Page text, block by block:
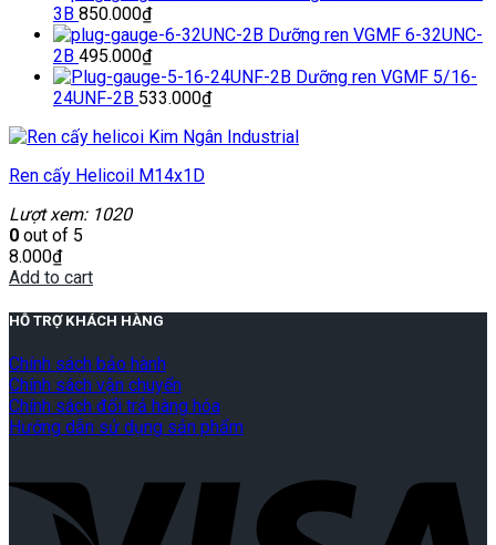
3B 850.000₫
Dưỡng ren VGMF 6-32UNC-
2B 495.000₫
Dưỡng ren VGMF 5/16-
24UNF-2B 533.000₫
Ren cấy Helicoil M14x1D
Lượt xem: 1020
0 out of 5
8.000₫
Add to cart
HỖ TRỢ KHÁCH HÀNG
Chính sách bảo hành
Chính sách vận chuyển
Chính sách đổi trả hàng hóa
Hướng dẫn sử dụng sản phẩm